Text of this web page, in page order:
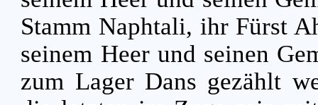
Stamm Naphtali, ihr Fürst
seinem Heer und seinen
zum Lager Dans gezählt